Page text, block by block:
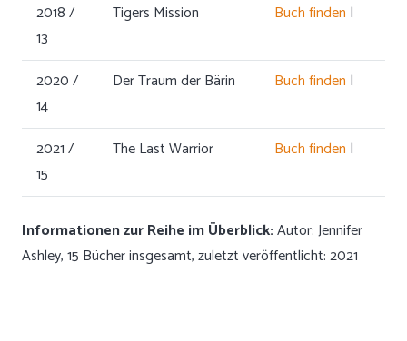
2018 /
13
Tigers Mission Buch finden |
2020 /
14
Der Traum der Bärin Buch finden |
2021 /
15
The Last Warrior Buch finden |
Informationen zur Reihe im Überblick:Autor: Jennifer
Ashley, 15 Bücher insgesamt, zuletzt veröffentlicht: 2021